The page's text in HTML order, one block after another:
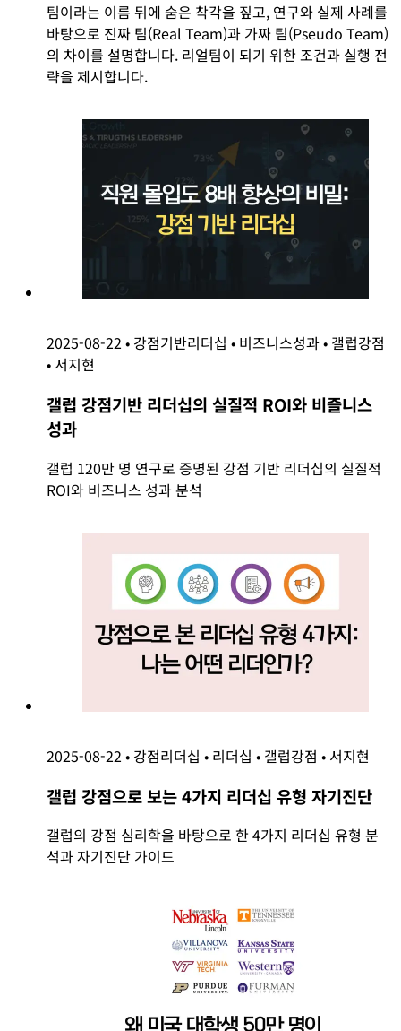
팀이라는 이름 뒤에 숨은 착각을 짚고, 연구와 실제 사례를
바탕으로 진짜 팀(Real Team)과 가짜 팀(Pseudo Team)
의 차이를 설명합니다. 리얼팀이 되기 위한 조건과 실행 전
략을 제시합니다.
2025-08-22 • 강점기반리더십 • 비즈니스성과• 갤럽강점
• 서지현
갤럽 강점기반 리더십의 실질적 ROI와 비즐니스
성과
갤럽 120만 명 연구로 증명된 강점 기반 리더십의 실질적
ROI와 비즈니스 성과 분석
2025-08-22 • 강점리더십 • 리더십 • 갤럽강점 • 서지현
갤럽 강점으로 보는 4가지 리더십 유형 자기진단
갤럽의 강점 심리학을 바탕으로 한 4가지 리더십 유형 분
석과 자기진단 가이드